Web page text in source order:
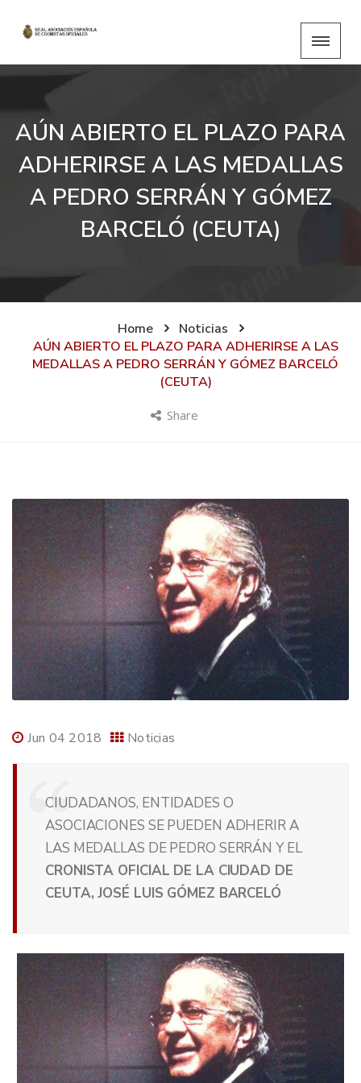
AÚN ABIERTO EL PLAZO PARA
ADHERIRSE A LAS MEDALLAS
A PEDRO SERRÁN Y GÓMEZ
BARCELÓ (CEUTA)
Home
Noticias
AÚN ABIERTO EL PLAZO PARA ADHERIRSE A LAS
MEDALLAS A PEDRO SERRÁN Y GÓMEZ BARCELÓ
(CEUTA)
Share
Jun 04 2018 Noticias
CIUDADANOS, ENTIDADES O
ASOCIACIONES SE PUEDEN ADHERIR A
LAS MEDALLAS DE PEDRO SERRÁN Y EL
CRONISTA OFICIAL DE LA CIUDAD DE
CEUTA, JOSÉ LUIS GÓMEZ BARCELÓ